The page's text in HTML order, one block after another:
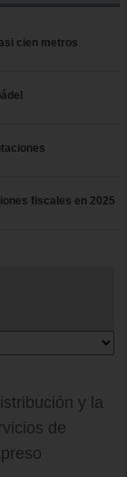
cien metros
fiscales en 2025
y la
de